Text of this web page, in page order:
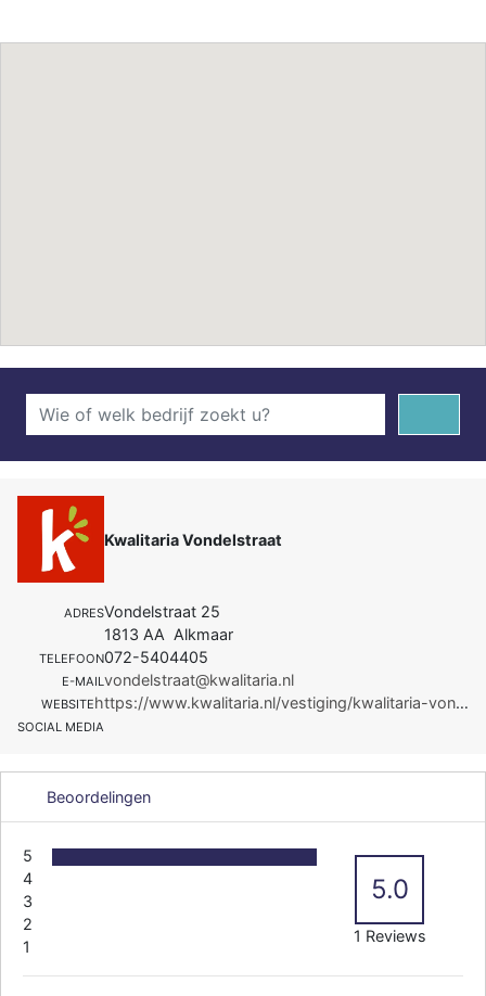
Kwalitaria Vondelstraat
ADRESVondelstraat 25
1813 AA Alkmaar
TELEFOON072-5404405
E-MAILvondelstraat@kwalitaria.nl
WEBSITE https://www.kwalitaria.nl/vestiging/kwalitaria-vondelstraat
SOCIAL MEDIA
Beoordelingen
5
4
3
2
1
5.0
1 Reviews